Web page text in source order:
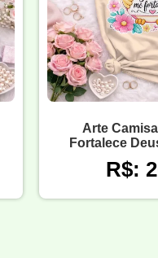
Arte
Fortalece
R$: